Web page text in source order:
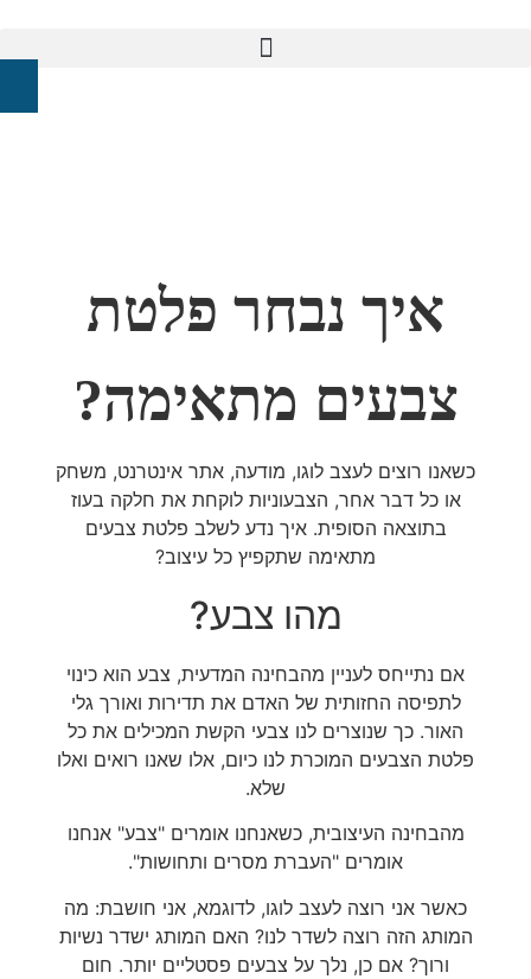
איך נבחר פלטת
צבעים מתאימה?
כשאנו רוצים לעצב לוגו, מודעה, אתר אינטרנט, משחק
או כל דבר אחר, הצבעוניות לוקחת את חלקה בעוז
בתוצאה הסופית. איך נדע לשלב פלטת צבעים
מתאימה שתקפיץ כל עיצוב?
מהו צבע?
אם נתייחס לעניין מהבחינה המדעית, צבע הוא כינוי
לתפיסה החזותית של האדם את תדירות ואורך גלי
האור. כך שנוצרים לנו צבעי הקשת המכילים את כל
פלטת הצבעים המוכרת לנו כיום, אלו שאנו רואים ואלו
שלא.
מהבחינה העיצובית, כשאנחנו אומרים "צבע" אנחנו
אומרים "העברת מסרים ותחושות".
כאשר אני רוצה לעצב לוגו, לדוגמא, אני חושבת: מה
המותג הזה רוצה לשדר לנו? האם המותג ישדר נשיות
ורוך? אם כן, נלך על צבעים פסטליים יותר. חום